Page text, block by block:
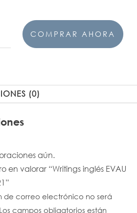
COMPRAR AHORA
(0)
aún.
en valorar “Writings inglés EVAU
de correo electrónico no será
Los campos obligatorios están